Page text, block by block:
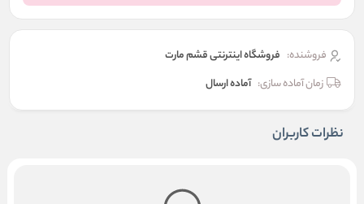
فروشنده: فروشگاه اینترنتی قشم مارت
زمان آماده سازی: آماده ارسال
نظرات کاربران